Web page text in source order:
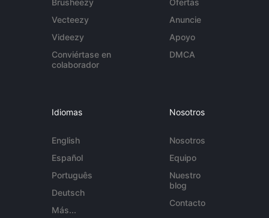
Brusheezy
Vecteezy
Videezy
Conviértase en
colaborador
Ofertas
Anuncie
Apoyo
DMCA
Idiomas
English
Español
Português
Deutsch
Más...
Nosotros
Nosotros
Equipo
Nuestro
blog
Contacto